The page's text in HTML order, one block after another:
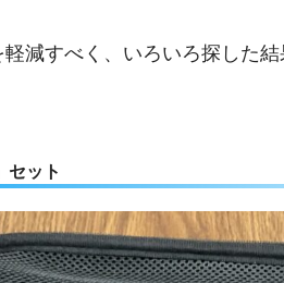
減すべく、いろいろ探した結
セット